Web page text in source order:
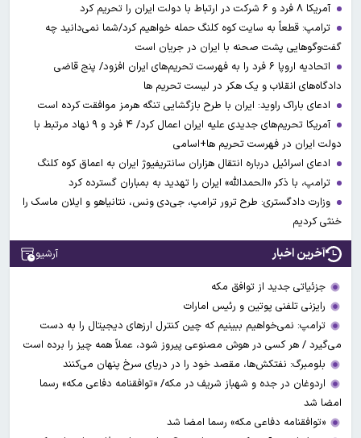
آمریکا ۸ فرد و ۶ شرکت در ارتباط با دولت ایران را تحریم کرد
ترامپ: قطعاً به سایت کوه کلنگ حمله خواهیم کرد/شما نمی‌دانید چه
گفت‌وگوهایی پشت صحنه با ایران در جریان است
اتحادیه اروپا ۶ فرد را به فهرست تحریم‌های ایران افزود/ پنج قاضی
دادگاه‌های انقلاب و یک هکر در لیست تحریم ها
ادعای باراک راوید: ایران با طرح بازگشایی تنگه هرمز موافقت کرده است
آمریکا تحریم‌های جدیدی علیه ایران اعمال کرد/ ۴ فرد و ۹ نهاد مرتبط با
دولت ایران در فهرست تحریم ها+اسامی
ادعای اسرائیل درباره انتقال هزاران سانتریفیوژ ایران به اعماق کوه کلنگ
ترامپ، با ذکر «الحمدالله» ایران را تهدید به بمباران گسترده کرد
وزارت دادگستری: طرح ترور ترامپ، جی‌دی ونس، نتانیاهو و ایلان ماسک را
خنثی کردیم
آخرین اخبار آرشیو
جزئیاتی جدید از توافق مکه
رایزنی تلفنی پوتین و رئیس امارات
ترامپ: نمی‌خواهیم ببینیم که چین کنترل ارز‌های دیجیتال را به دست
می‌گیرد / هر کسی در هوش مصنوعی پیروز شود، عملاً همه چیز را برده است
بلومبرگ: نفتکش‌ها، مقصد خود را در دریای سرخ پنهان می‌کنند
اردوغان در جده و شهباز شریف در مکه/ «توافقنامه دفاعی مکه» رسما
امضا شد
«توافقنامه دفاعی مکه» رسما امضا شد